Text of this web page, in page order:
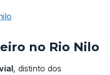
no Rio Nilo
, distinto dos